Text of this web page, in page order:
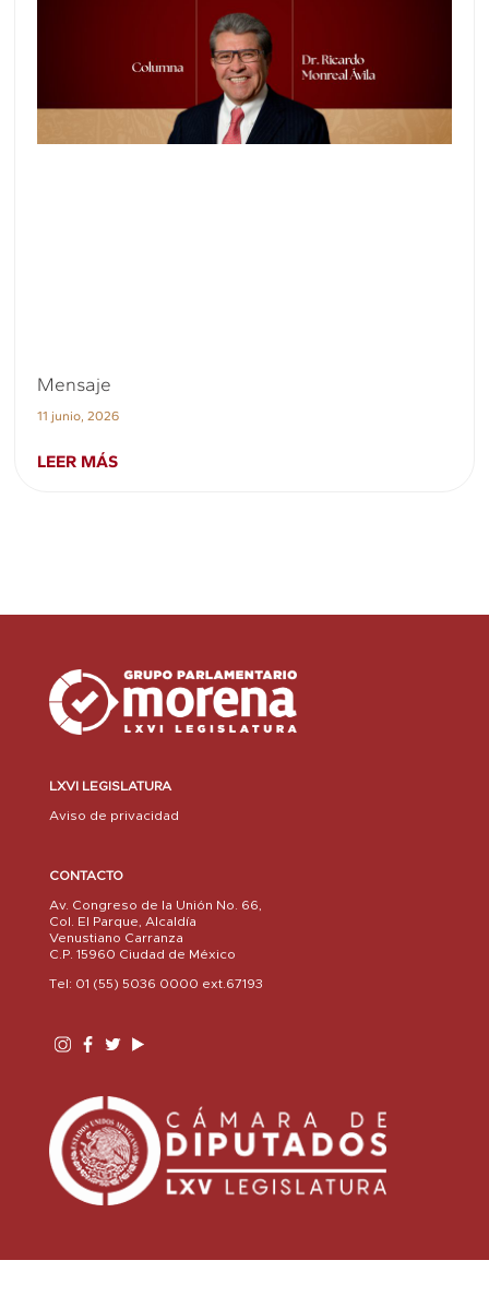
Mensaje
11 junio, 2026
LEER MÁS
LXVI LEGISLATURA
Aviso de privacidad
CONTACTO
Av. Congreso de la Unión No. 66,
Col. El Parque, Alcaldía
Venustiano Carranza
C.P. 15960 Ciudad de México
Tel: 01 (55) 5036 0000 ext.67193